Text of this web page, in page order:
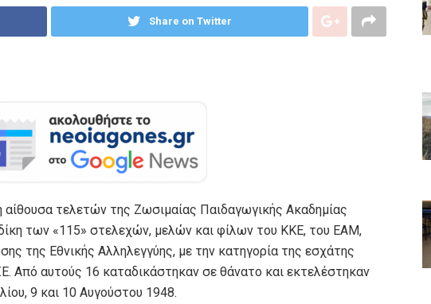
Share on Twitter
αίθουσα τελετών της Ζωσιμαίας Παιδαγωγικής Ακαδημίας
των «115» στελεχών, μελών και φίλων του ΚΚΕ, του ΕΑΜ,
της Εθνικής Αλληλεγγύης, με την κατηγορία της εσχάτης
Από αυτούς 16 καταδικάστηκαν σε θάνατο και εκτελέστηκαν
9 και 10 Αυγούστου 1948.